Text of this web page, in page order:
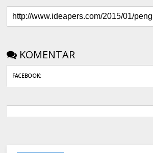
KOMENTAR
FACEBOOK: